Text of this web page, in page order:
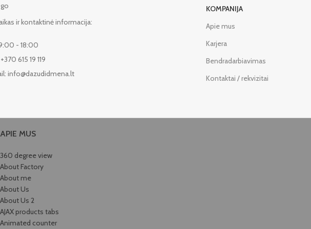
ir kontaktinė informacija:
- 18:00
615 19 119
info@dazudidmena.lt
KOMPANIJA
Apie mus
Karjera
Bendradarbiavimas
Kontaktai / rekvizitai
APIE MUS
360 degree view
About Factory
About me
About Us
About Us 2
AJAX products tabs
Animated counter